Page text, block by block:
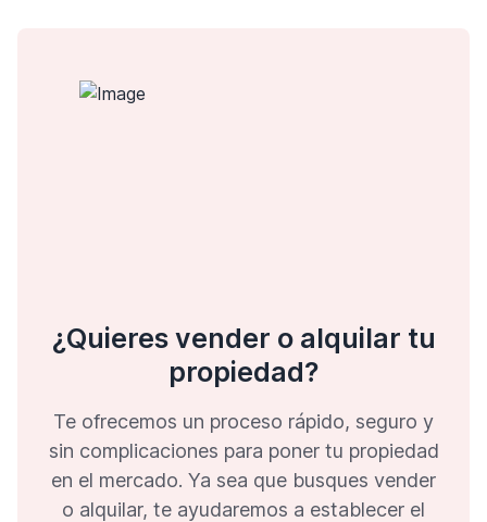
¿Quieres vender o alquilar tu
propiedad?
Te ofrecemos un proceso rápido, seguro y
sin complicaciones para poner tu propiedad
en el mercado. Ya sea que busques vender
o alquilar, te ayudaremos a establecer el